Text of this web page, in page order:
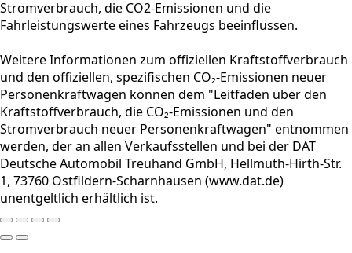
Stromverbrauch, die CO2-Emissionen und die
Fahrleistungswerte eines Fahrzeugs beeinflussen.
Weitere Informationen zum offiziellen Kraftstoffverbrauch
und den offiziellen, spezifischen CO₂-Emissionen neuer
Personenkraftwagen können dem "Leitfaden über den
Kraftstoffverbrauch, die CO₂-Emissionen und den
Stromverbrauch neuer Personenkraftwagen" entnommen
werden, der an allen Verkaufsstellen und bei der DAT
Deutsche Automobil Treuhand GmbH, Hellmuth-Hirth-Str.
1, 73760 Ostfildern-Scharnhausen (www.dat.de)
unentgeltlich erhältlich ist.